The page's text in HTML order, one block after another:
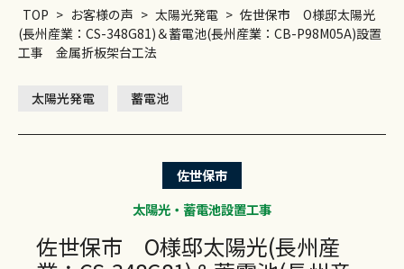
TOP > お客様の声 > 太陽光発電 > 佐世保市 O様邸太陽光
(長州産業：CS-348G81)＆蓄電池(長州産業：CB-P98M05A)設置
工事 金属折板架台工法
太陽光発電 蓄電池
佐世保市
太陽光・蓄電池設置工事
佐世保市 O様邸太陽光(長州産